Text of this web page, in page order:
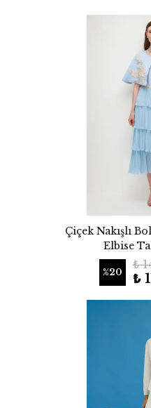
Çiçek Nakışlı
Elbise
%20
₺
₺